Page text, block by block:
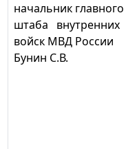
начальник главного
штаба внутренних
войск МВД России
Бунин С.В.